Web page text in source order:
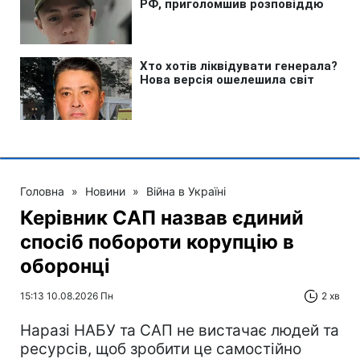
Головна » Новини » Війна в Україні
Керівник САП назвав єдиний
спосіб побороти корупцію в
оборонці
15:13 10.08.2026 Пн 2 хв
Наразі НАБУ та САП не вистачає людей та
ресурсів, щоб зробити це самостійно